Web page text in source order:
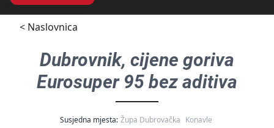
< Naslovnica
Dubrovnik, cijene goriva
Eurosuper 95 bez aditiva
Susjedna mjesta: Župa Dubrovačka Konavle